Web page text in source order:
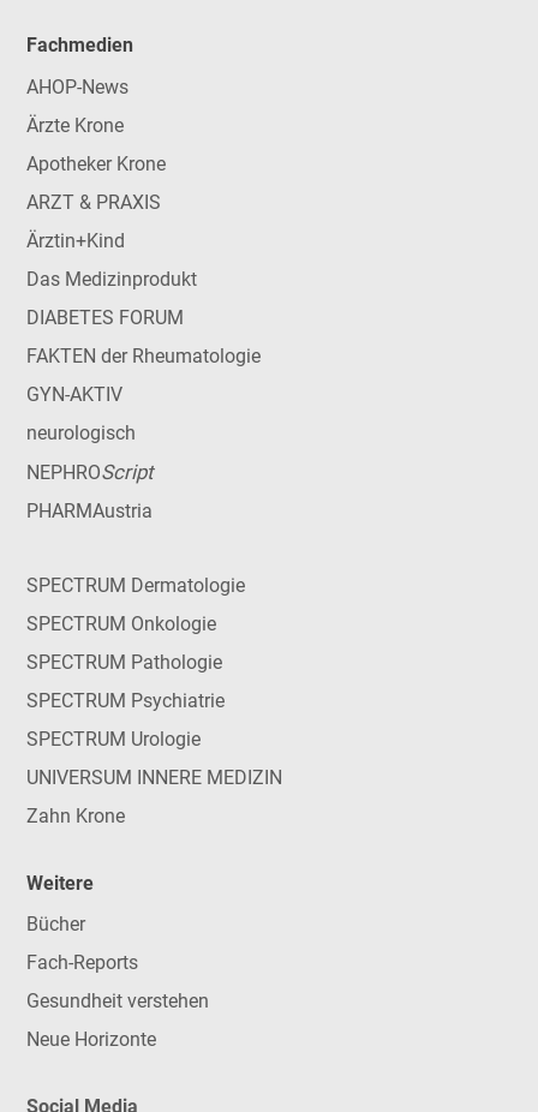
Fachmedien
AHOP-News
Ärzte Krone
Apotheker Krone
ARZT & PRAXIS
Ärztin+Kind
Das Medizinprodukt
DIABETES FORUM
FAKTEN der Rheumatologie
GYN-AKTIV
neurologisch
NEPHROScript
PHARMAustria
SPECTRUM Dermatologie
SPECTRUM Onkologie
SPECTRUM Pathologie
SPECTRUM Psychiatrie
SPECTRUM Urologie
UNIVERSUM INNERE MEDIZIN
Zahn Krone
Weitere
Bücher
Fach-Reports
Gesundheit verstehen
Neue Horizonte
Social Media